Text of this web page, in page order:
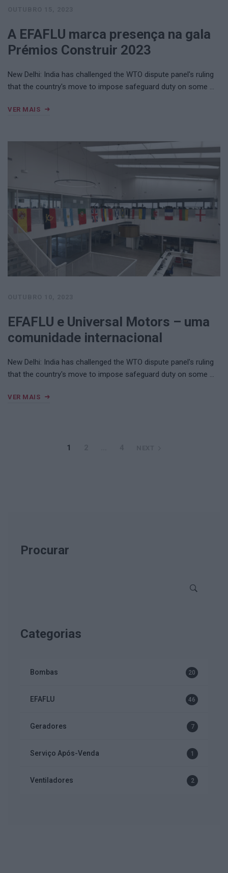
A EFAFLU marca presença na gala
Prémios Construir 2023
New Delhi: India has challenged the WTO dispute panel's ruling
that the country's move to impose safeguard duty on some …
VER MAIS
EFAFLU e Universal Motors – uma
comunidade internacional
New Delhi: India has challenged the WTO dispute panel's ruling
that the country's move to impose safeguard duty on some …
VER MAIS
1
Procurar
Categorias
Bombas 20
EFAFLU 46
Geradores 7
Serviço Após-Venda 1
Ventiladores 2